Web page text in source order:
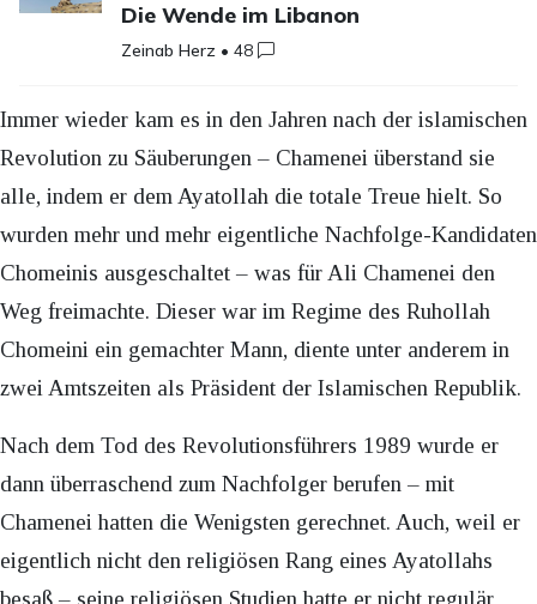
Die Wende im Libanon
Zeinab Herz •48
Immer wieder kam es in den Jahren nach der islamischen
Revolution zu Säuberungen – Chamenei überstand sie
alle, indem er dem Ayatollah die totale Treue hielt. So
wurden mehr und mehr eigentliche Nachfolge-Kandidaten
Chomeinis ausgeschaltet – was für Ali Chamenei den
Weg freimachte. Dieser war im Regime des Ruhollah
Chomeini ein gemachter Mann, diente unter anderem in
zwei Amtszeiten als Präsident der Islamischen Republik.
Nach dem Tod des Revolutionsführers 1989 wurde er
dann überraschend zum Nachfolger berufen – mit
Chamenei hatten die Wenigsten gerechnet. Auch, weil er
eigentlich nicht den religiösen Rang eines Ayatollahs
besaß – seine religiösen Studien hatte er nicht regulär